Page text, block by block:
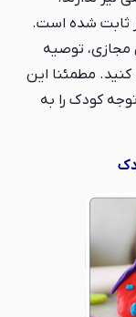
ثابت شده است.
توصیه
مطمئنا این
کودک را به